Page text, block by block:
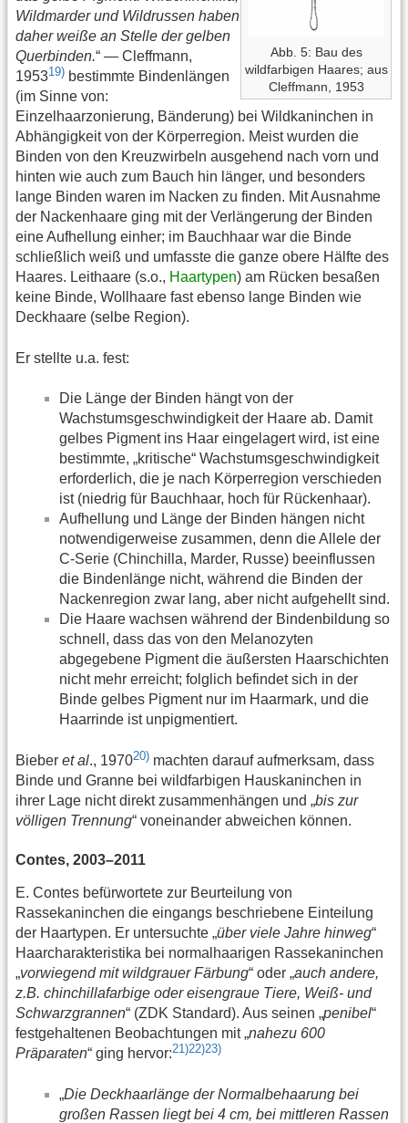
Abb. 5: Bau des
wildfarbigen Haares; aus
Cleffmann, 1953
Wildmarder und Wildrussen haben
daher weiße an Stelle der gelben
Querbinden.“ — Cleffmann,
195319) bestimmte Bindenlängen
(im Sinne von:
Einzelhaarzonierung, Bänderung) bei Wildkaninchen in
Abhängigkeit von der Körperregion. Meist wurden die
Binden von den Kreuzwirbeln ausgehend nach vorn und
hinten wie auch zum Bauch hin länger, und besonders
lange Binden waren im Nacken zu finden. Mit Ausnahme
der Nackenhaare ging mit der Verlängerung der Binden
eine Aufhellung einher; im Bauchhaar war die Binde
schließlich weiß und umfasste die ganze obere Hälfte des
Haares. Leithaare (s.o., Haartypen) am Rücken besaßen
keine Binde, Wollhaare fast ebenso lange Binden wie
Deckhaare (selbe Region).
Er stellte u.a. fest:
Die Länge der Binden hängt von der
Wachstumsgeschwindigkeit der Haare ab. Damit
gelbes Pigment ins Haar eingelagert wird, ist eine
bestimmte, „kritische“ Wachstumsgeschwindigkeit
erforderlich, die je nach Körperregion verschieden
ist (niedrig für Bauchhaar, hoch für Rückenhaar).
Aufhellung und Länge der Binden hängen nicht
notwendigerweise zusammen, denn die Allele der
C-Serie (Chinchilla, Marder, Russe) beeinflussen
die Bindenlänge nicht, während die Binden der
Nackenregion zwar lang, aber nicht aufgehellt sind.
Die Haare wachsen während der Bindenbildung so
schnell, dass das von den Melanozyten
abgegebene Pigment die äußersten Haarschichten
nicht mehr erreicht; folglich befindet sich in der
Binde gelbes Pigment nur im Haarmark, und die
Haarrinde ist unpigmentiert.
Bieber et al., 197020) machten darauf aufmerksam, dass
Binde und Granne bei wildfarbigen Hauskaninchen in
ihrer Lage nicht direkt zusammenhängen und „bis zur
völligen Trennung“ voneinander abweichen können.
Contes, 2003–2011
E. Contes befürwortete zur Beurteilung von
Rassekaninchen die eingangs beschriebene Einteilung
der Haartypen. Er untersuchte „über viele Jahre hinweg“
Haarcharakteristika bei normalhaarigen Rassekaninchen
„vorwiegend mit wildgrauer Färbung“ oder „auch andere,
z.B. chinchillafarbige oder eisengraue Tiere, Weiß- und
Schwarzgrannen“ (ZDK Standard). Aus seinen „penibel“
festgehaltenen Beobachtungen mit „nahezu 600
Präparaten“ ging hervor:21)22)23)
„Die Deckhaarlänge der Normalbehaarung bei
großen Rassen liegt bei 4 cm, bei mittleren Rassen